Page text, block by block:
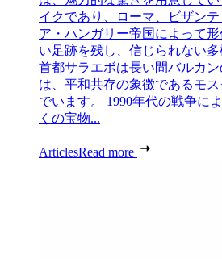
イクであり、ローマ、ビザン
ア・ハンガリー帝国によって
い足跡を残し、信じられない
首都サラエボは長い間バルカ
は、平和共存の象徴であるモ
でいます。 1990年代の戦争に
くの宝物...
ArticlesRead more